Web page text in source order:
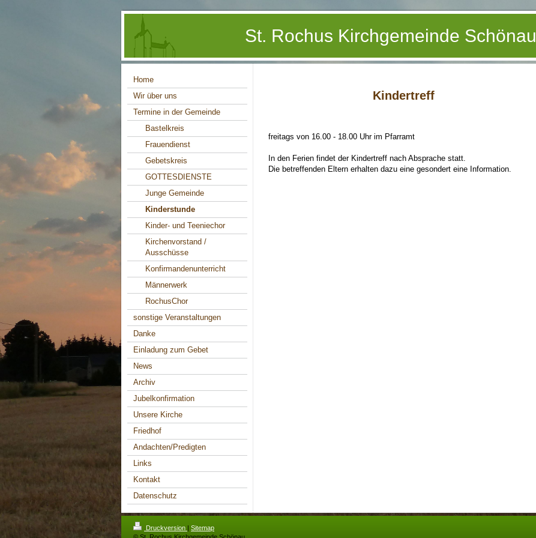
St. Rochus Kirchgemeinde Schönau
Home
Wir über uns
Termine in der Gemeinde
Bastelkreis
Frauendienst
Gebetskreis
GOTTESDIENSTE
Junge Gemeinde
Kinderstunde
Kinder- und Teeniechor
Kirchenvorstand /
Ausschüsse
Konfirmandenunterricht
Männerwerk
RochusChor
sonstige Veranstaltungen
Danke
Einladung zum Gebet
News
Archiv
Jubelkonfirmation
Unsere Kirche
Friedhof
Andachten/Predigten
Links
Kontakt
Datenschutz
Kindertreff
freitags von 16.00 - 18.00 Uhr im Pfarramt
In den Ferien findet der Kindertreff nach Absprache statt.
Die betreffenden Eltern erhalten dazu eine gesondert eine Information.
Druckversion | Sitemap